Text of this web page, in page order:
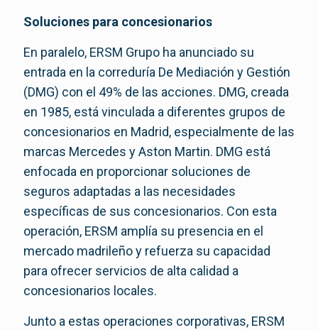
Soluciones para concesionarios
En paralelo, ERSM Grupo ha anunciado su
entrada en la correduría De Mediación y Gestión
(DMG) con el 49% de las acciones. DMG, creada
en 1985, está vinculada a diferentes grupos de
concesionarios en Madrid, especialmente de las
marcas Mercedes y Aston Martin. DMG está
enfocada en proporcionar soluciones de
seguros adaptadas a las necesidades
específicas de sus concesionarios. Con esta
operación, ERSM amplía su presencia en el
mercado madrileño y refuerza su capacidad
para ofrecer servicios de alta calidad a
concesionarios locales.
Junto a estas operaciones corporativas, ERSM